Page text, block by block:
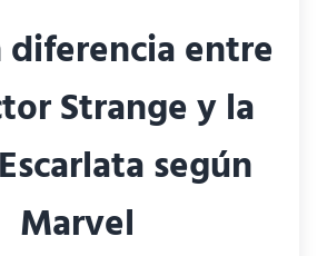
diferencia entre
Strange y la
según
Marvel